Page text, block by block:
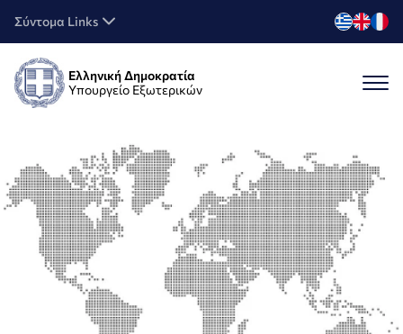
Σύντομα Links
Ελληνική Δημοκρατία
Υπουργείο Εξωτερικών